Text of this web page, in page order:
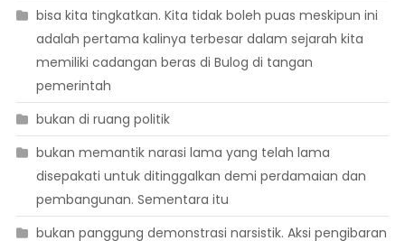
bisa kita tingkatkan. Kita tidak boleh puas meskipun ini
adalah pertama kalinya terbesar dalam sejarah kita
memiliki cadangan beras di Bulog di tangan
pemerintah
bukan di ruang politik
bukan memantik narasi lama yang telah lama
disepakati untuk ditinggalkan demi perdamaian dan
pembangunan. Sementara itu
bukan panggung demonstrasi narsistik. Aksi pengibaran